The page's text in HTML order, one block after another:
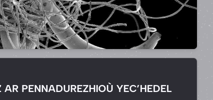
PENNADUREZHIOÙ YEC’HEDEL